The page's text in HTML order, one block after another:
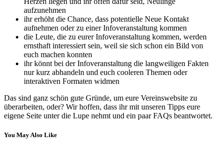
aufzunehmen
ihr erhöht die Chance, dass potentielle Neue Kontakt
aufnehmen oder zu einer Infoveranstaltung kommen
die Leute, die zu eurer Infoveranstaltung kommen, werden
ernsthaft interessiert sein, weil sie sich schon ein Bild von
euch machen konnten
ihr könnt bei der Infoveranstaltung die langweiligen Fakten
nur kurz abhandeln und euch cooleren Themen oder
interaktiven Formaten widmen
Das sind ganz schön gute Gründe, um eure Vereinswebsite zu
überarbeiten, oder? Wir hoffen, dass ihr mit unseren Tipps eure
eigene Seite unter die Lupe nehmt und ein paar FAQs beantwortet.
You May Also Like